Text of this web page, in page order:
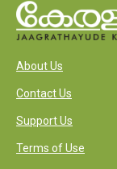
About Us
Contact Us
Support Us
Terms of Use